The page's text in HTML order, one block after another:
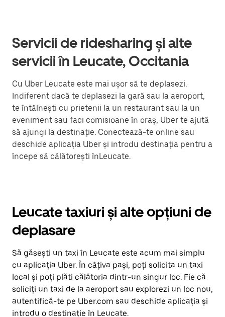
Servicii de ridesharing și alte
servicii în Leucate, Occitania
Cu Uber Leucate este mai ușor să te deplasezi.
Indiferent dacă te deplasezi la gară sau la aeroport,
te întâlnești cu prietenii la un restaurant sau la un
eveniment sau faci comisioane în oraș, Uber te ajută
să ajungi la destinație. Conectează-te online sau
deschide aplicația Uber și introdu destinația pentru a
începe să călătorești înLeucate.
Leucate taxiuri și alte opțiuni de
deplasare
Să găsești un taxi în Leucate este acum mai simplu
cu aplicația Uber. În câțiva pași, poți solicita un taxi
local și poți plăti călătoria dintr-un singur loc. Fie că
soliciți un taxi de la aeroport sau explorezi un loc nou,
autentifică-te pe Uber.com sau deschide aplicația și
introdu o destinație în Leucate.